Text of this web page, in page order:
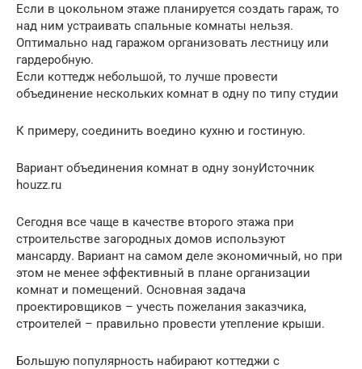
Если в цокольном этаже планируется создать гараж, то
над ним устраивать спальные комнаты нельзя.
Оптимально над гаражом организовать лестницу или
гардеробную.
Если коттедж небольшой, то лучше провести
объединение нескольких комнат в одну по типу студии
К примеру, соединить воедино кухню и гостиную.
Вариант объединения комнат в одну зонуИсточник
houzz.ru
Сегодня все чаще в качестве второго этажа при
строительстве загородных домов используют
мансарду. Вариант на самом деле экономичный, но при
этом не менее эффективный в плане организации
комнат и помещений. Основная задача
проектировщиков – учесть пожелания заказчика,
строителей – правильно провести утепление крыши.
Большую популярность набирают коттеджи с